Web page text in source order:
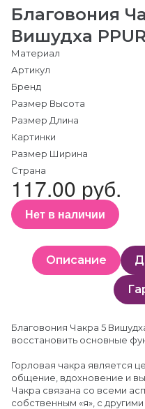
Благовония
Вишудха
Материал
Артикул
Бренд
Размер Высота
Размер Длина
Картинки
Размер Ширина
Страна
117.00 руб.
Нет в наличии
Описание
Благовония Чакра 5
восстановить основные
Горловая чакра является
общение, вдохновение и
Чакра связана со всеми
собственным «я», с